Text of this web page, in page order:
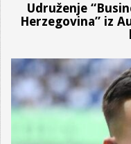
Udruženje
Herzegovina” iz